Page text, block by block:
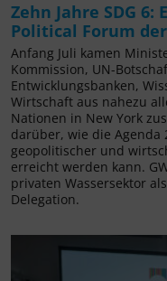
Zehn Jahre SDG
Political Forum
Anfang Juli kamen
Kommission, UN-
Entwicklungsbanken,
Wirtschaft aus nahezu
Nationen in New York
darüber, wie die
geopolitischer und
erreicht werden kann.
privaten Wassersektor
Delegation.